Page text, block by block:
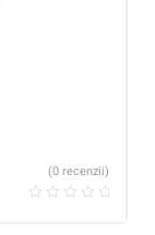
(0 recenzii)